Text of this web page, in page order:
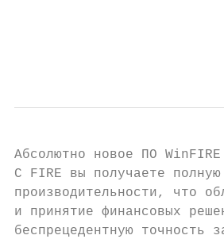
Абсолютно новое ПО
С FIRE вы получаете
производительности, что
и принятие финансовых
беспрецедентную точность